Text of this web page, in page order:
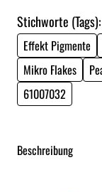
Stichworte (Tags):
Effekt Pigmente
Mikro Flakes
61007032
Beschreibung